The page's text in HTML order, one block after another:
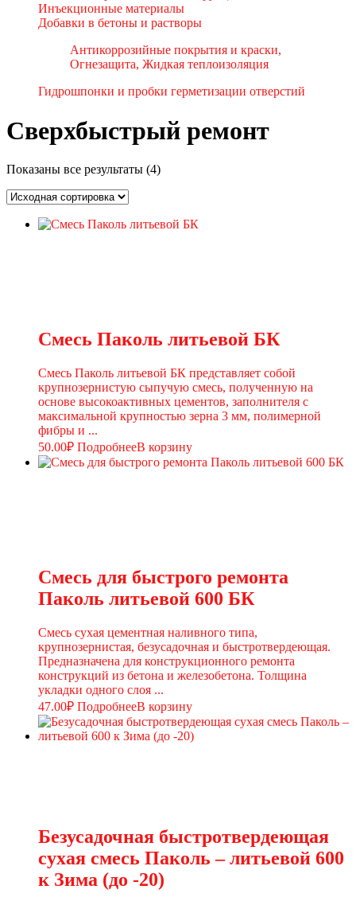
Инъекционные материалы
Добавки в бетоны и растворы
Антикоррозийные покрытия и краски,
Огнезащита, Жидкая теплоизоляция
Гидрошпонки и пробки герметизации отверстий
Сверхбыстрый ремонт
Показаны все результаты (4)
Смесь Паколь литьевой БК
Смесь Паколь литьевой БК представляет собой
крупнозернистую сыпучую смесь, полученную на
основе высокоактивных цементов, заполнителя с
максимальной крупностью зерна 3 мм, полимерной
фибры и ...
50.00₽ ПодробнееВ корзину
Смесь для быстрого ремонта
Паколь литьевой 600 БК
Смесь сухая цементная наливного типа,
крупнозернистая, безусадочная и быстротвердеющая.
Предназначена для конструкционного ремонта
конструкций из бетона и железобетона. Толщина
укладки одного слоя ...
47.00₽ ПодробнееВ корзину
Безусадочная быстротвердеющая
сухая смесь Паколь – литьевой 600
к Зима (до -20)